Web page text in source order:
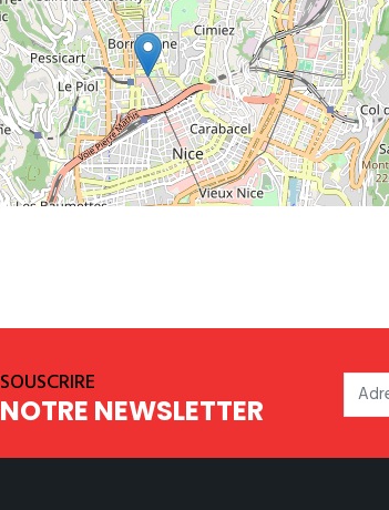
SOUSCRIRE
NOTRE NEWSLETTER